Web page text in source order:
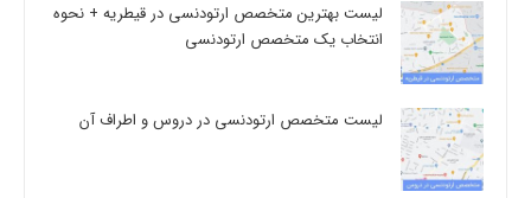
لیست بهترین متخصص ارتودنسی در قیطریه + نحوه
انتخاب یک متخصص ارتودنسی
لیست متخصص ارتودنسی در دروس و اطراف آن